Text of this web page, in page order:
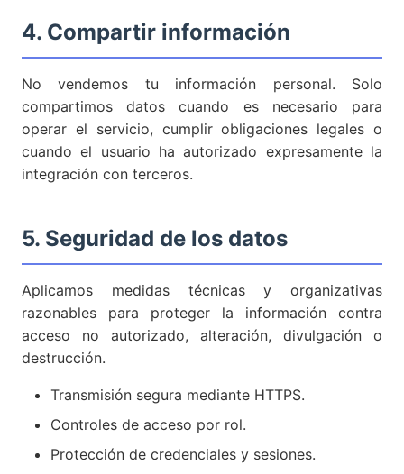
4. Compartir información
No vendemos tu información personal. Solo
compartimos datos cuando es necesario para
operar el servicio, cumplir obligaciones legales o
cuando el usuario ha autorizado expresamente la
integración con terceros.
5. Seguridad de los datos
Aplicamos medidas técnicas y organizativas
razonables para proteger la información contra
acceso no autorizado, alteración, divulgación o
destrucción.
Transmisión segura mediante HTTPS.
Controles de acceso por rol.
Protección de credenciales y sesiones.